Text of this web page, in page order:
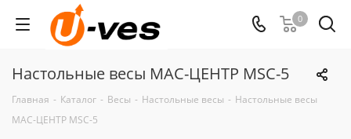
0
Настольные весы МАС-ЦЕНТР MSC-5
Главная - Каталог - Весы - Настольные весы - Настольные весы
МАС-ЦЕНТР MSC-5